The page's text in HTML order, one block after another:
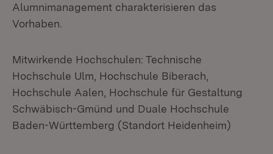
Alumnimanagement charakterisieren das
Vorhaben.
Mitwirkende Hochschulen: Technische
Hochschule Ulm, Hochschule Biberach,
Hochschule Aalen, Hochschule für Gestaltung
Schwäbisch-Gmünd und Duale Hochschule
Baden-Württemberg (Standort Heidenheim)